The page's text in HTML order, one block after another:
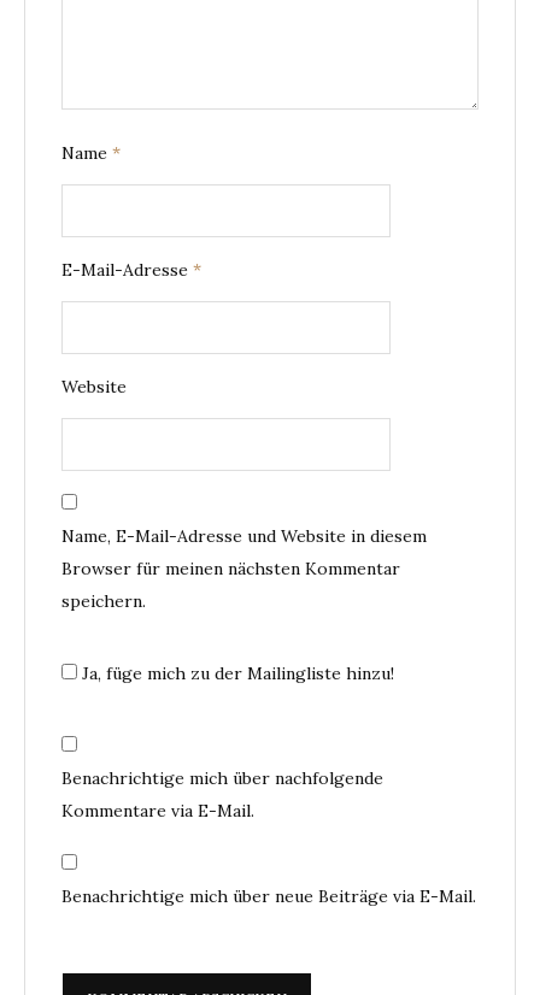
Name *
E-Mail-Adresse *
Website
Name, E-Mail-Adresse und Website in diesem
Browser für meinen nächsten Kommentar
speichern.
Ja, füge mich zu der Mailingliste hinzu!
Benachrichtige mich über nachfolgende
Kommentare via E-Mail.
Benachrichtige mich über neue Beiträge via E-Mail.